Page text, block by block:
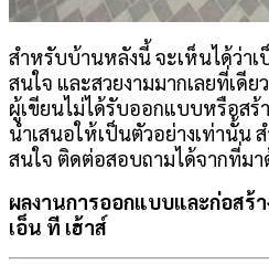
สำหรับบ้านหลังนี้ จะเห็นได้ว่า
สนใจ และสวยงามมากเลยที่เดี
ผู้เขียนไม่ได้รับออกแบบหรือสร้
นำเสนอให้เป็นตัวอย่างเท่านั้น
สนใจ ติดต่อสอบถามได้จากที่มา
ผลงานการออกแบบและก่อสร้
เอ็น ที เฮ้าส์